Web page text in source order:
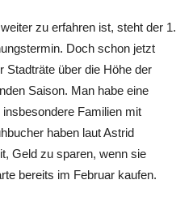
zu erfahren ist, steht der 1.
Doch schon jetzt
Stadträte über die Höhe der
Saison. Man habe eine
Familien mit
haben laut Astrid
Geld zu sparen, wenn sie
bereits im Februar kaufen.